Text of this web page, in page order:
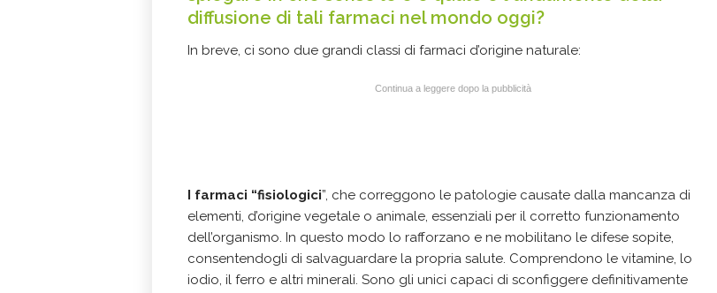
diffusione di tali farmaci nel mondo oggi?
In breve, ci sono due grandi classi di farmaci d’origine naturale:
Continua a leggere dopo la pubblicità
I farmaci “fisiologici”, che correggono le patologie causate dalla mancanza di
elementi, d’origine vegetale o animale, essenziali per il corretto funzionamento
dell’organismo. In questo modo lo rafforzano e ne mobilitano le difese sopite,
consentendogli di salvaguardare la propria salute. Comprendono le vitamine, lo
iodio, il ferro e altri minerali. Sono gli unici capaci di sconfiggere definitivamente